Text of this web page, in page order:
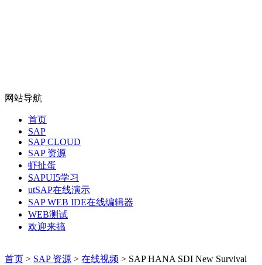
网站导航
首页
SAP
SAP CLOUD
SAP 资源
虾扯蛋
SAPUI5学习
utSAP在线演示
SAP WEB IDE在线编辑器
WEB测试
欢迎来搞
首页 > SAP 资源 > 在线视频 > SAP HANA SDI New Survival